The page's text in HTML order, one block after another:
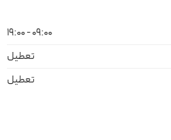
09:00 - 19:00
تعطیل
تعطیل